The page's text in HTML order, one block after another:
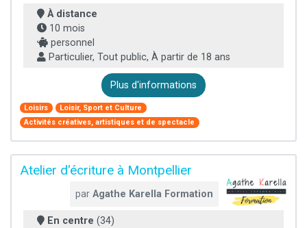
À distance
10 mois
personnel
Particulier, Tout public, À partir de 18 ans
Plus d'informations
Loisirs
Loisir, Sport et Culture
Activités créatives, artistiques et de spectacle
Atelier d'écriture à Montpellier
par Agathe Karella Formation
En centre (34)